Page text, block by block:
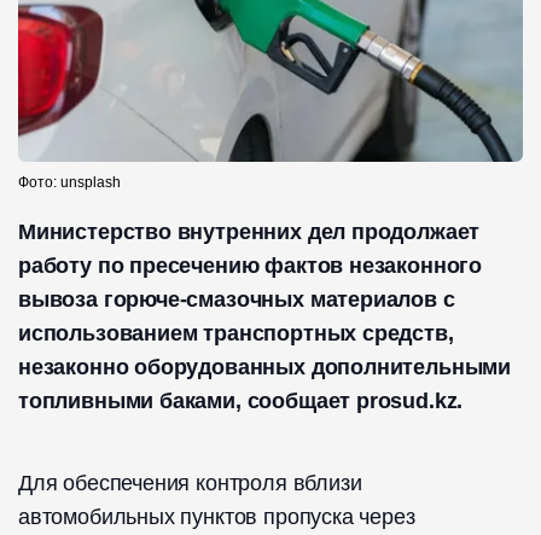
Фото: unsplash
Министерство внутренних дел продолжает
работу по пресечению фактов незаконного
вывоза горюче-смазочных материалов с
использованием транспортных средств,
незаконно оборудованных дополнительными
топливными баками, сообщает prosud.kz.
Для обеспечения контроля вблизи
автомобильных пунктов пропуска через